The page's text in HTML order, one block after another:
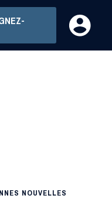
NOUVELLES